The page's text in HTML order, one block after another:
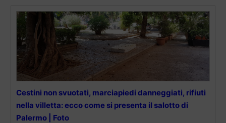
Cestini non svuotati, marciapiedi danneggiati, rifiuti
nella villetta: ecco come si presenta il salotto di
Palermo | Foto